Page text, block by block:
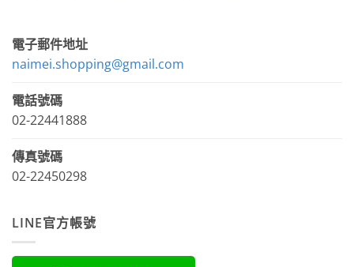
電子郵件地址
naimei.shopping@gmail.com
電話號碼
02-22441888
傳真號碼
02-22450298
LINE官方帳號